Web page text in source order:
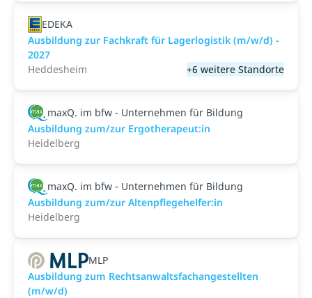
EDEKA
Ausbildung zur Fachkraft für Lagerlogistik (m/w/d) -
2027
Heddesheim
+6 weitere Standorte
maxQ. im bfw - Unternehmen für Bildung
Ausbildung zum/zur Ergotherapeut:in
Heidelberg
maxQ. im bfw - Unternehmen für Bildung
Ausbildung zum/zur Altenpflegehelfer:in
Heidelberg
MLP
Ausbildung zum Rechtsanwaltsfachangestellten
(m/w/d)